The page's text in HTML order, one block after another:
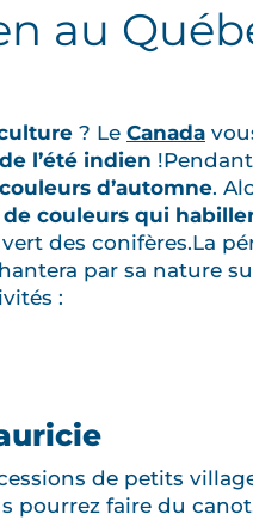
au
? Le Canada
l’été indien
couleurs d’automne.
couleurs qui
des conifères.La
par sa nature
:
de petits
pourrez faire du